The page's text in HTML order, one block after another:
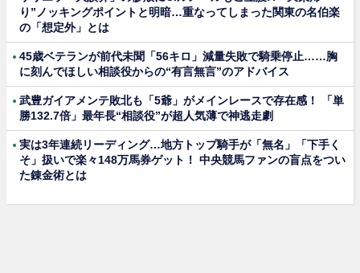
り”ノッキングポイントと明暗…重なってしまった関東の名伯楽
の「想定外」とは
45歳ベテランが前代未聞「56キロ」減量失敗で騎乗停止……胸
に刻んでほしい相談役からの“有言無言”のアドバイス
武豊ガイアメンテ敗北も「5爺」がメインレースで存在感！ 「単
勝132.7倍」最年長“相談役”が超人気薄で神逃走劇
実は3年連続リーディング…地方トップ騎手が「無名」「下手く
そ」扱いで楽々148万馬券ゲット！ 中央競馬ファンの盲点をつい
た錬金術とは